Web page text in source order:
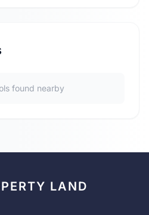
found nearby
LAND